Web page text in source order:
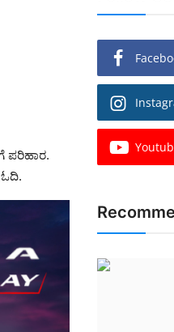
ಪರಿಹಾರ.
ಓದಿ.